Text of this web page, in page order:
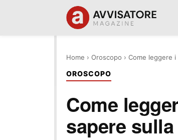
Home › Oroscopo › Come leggere
OROSCOPO
Come
sapere